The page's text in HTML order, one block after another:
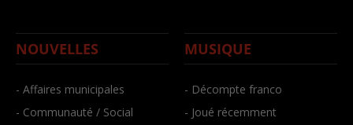
NOUVELLES
- Affaires municipales
- Communauté / Social
MUSIQUE
- Décompte franco
- Joué récemment